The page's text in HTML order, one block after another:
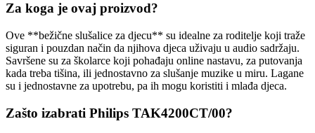
Za koga je ovaj proizvod?
Ove **bežične slušalice za djecu** su idealne za roditelje koji traže
siguran i pouzdan način da njihova djeca uživaju u audio sadržaju.
Savršene su za školarce koji pohađaju online nastavu, za putovanja
kada treba tišina, ili jednostavno za slušanje muzike u miru. Lagane
su i jednostavne za upotrebu, pa ih mogu koristiti i mlađa djeca.
Zašto izabrati Philips TAK4200CT/00?